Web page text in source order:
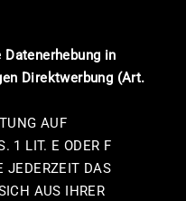
in
Direktwerbung (Art.
AUF
1 LIT. E ODER F
JEDERZEIT DAS
AUS IHRER